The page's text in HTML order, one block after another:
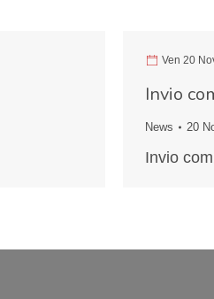
Ven 20
Invio
News 20
Invio